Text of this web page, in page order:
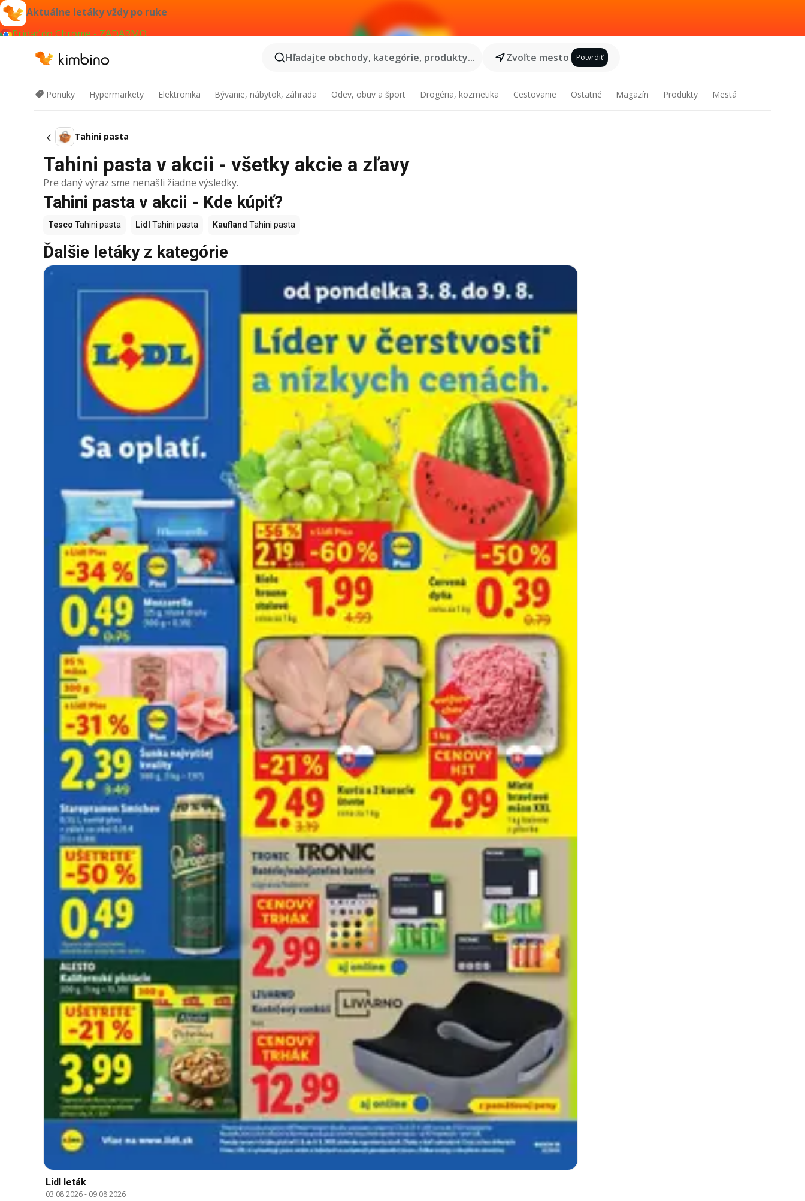
Aktuálne letáky vždy po ruke
Pridať do Chrome - ZADARMO
Hľadajte obchody, kategórie, produkty...
Zvoľte mesto Potvrdiť
Ponuky Hypermarkety Elektronika Bývanie, nábytok, záhrada Odev, obuv a šport Drogéria, kozmetika Cestovanie Ostatné Magazín Produkty Mestá
Tahini pasta
Tahini pasta v akcii - všetky akcie a zľavy
Pre daný výraz sme nenašli žiadne výsledky.
Tahini pasta v akcii - Kde kúpiť?
Tesco Tahini pasta Lidl Tahini pasta Kaufland Tahini pasta
Ďalšie letáky z kategórie
Lidl leták
03.08.2026- 09.08.2026